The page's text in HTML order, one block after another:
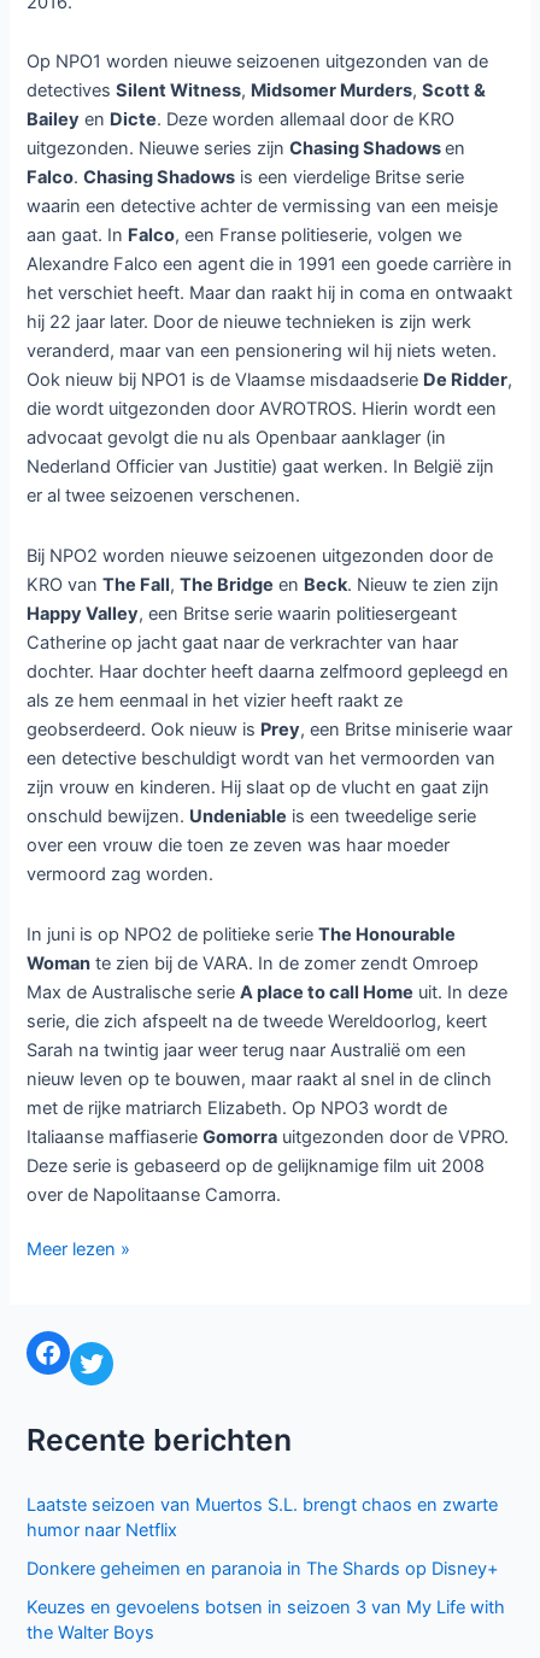
Op NPO1 worden nieuwe seizoenen uitgezonden van de
detectivesSilent Witness, Midsomer Murders,Scott &
Bailey en Dicte. Deze worden allemaal door de KRO
uitgezonden. Nieuwe series zijnChasing Shadowsen
Falco.Chasing Shadows is een vierdelige Britse serie
waarin een detective achter de vermissing van een meisje
aan gaat. In Falco, een Franse politieserie, volgen we
Alexandre Falco een agent die in 1991 een goede carrière in
het verschiet heeft. Maar dan raakt hij in coma en ontwaakt
hij 22 jaar later. Door de nieuwe technieken is zijn werk
veranderd, maar van een pensionering wil hij niets weten.
Ook nieuw bij NPO1 is de Vlaamse misdaadserie De Ridder,
die wordt uitgezonden door AVROTROS. Hierin wordt een
advocaat gevolgt die nu als Openbaar aanklager (in
Nederland Officier van Justitie) gaat werken. In België zijn
er al twee seizoenen verschenen.
Bij NPO2 worden nieuwe seizoenen uitgezonden door de
KRO vanThe Fall,The Bridge en Beck. Nieuw te zien zijn
Happy Valley, een Britse serie waarin politiesergeant
Catherine op jacht gaat naar de verkrachter van haar
dochter. Haar dochter heeft daarna zelfmoord gepleegd en
als ze hem eenmaal in het vizier heeft raakt ze
geobserdeerd. Ook nieuw is Prey, een Britse miniserie waar
een detective beschuldigt wordt van het vermoorden van
zijn vrouw en kinderen. Hij slaat op de vlucht en gaat zijn
onschuld bewijzen. Undeniable is een tweedelige serie
over een vrouw die toen ze zeven was haar moeder
vermoord zag worden.
In juni is op NPO2 de politieke serieThe Honourable
Woman te zien bij de VARA. In de zomer zendt Omroep
Max de Australische serieA place to call Home uit. In deze
serie, die zich afspeelt na de tweede Wereldoorlog, keert
Sarah na twintig jaar weer terug naar Australië om een
nieuw leven op te bouwen, maar raakt al snel in de clinch
met de rijke matriarch Elizabeth. Op NPO3 wordt de
Italiaanse maffiaserieGomorra uitgezonden door de VPRO.
Deze serie is gebaseerd op de gelijknamige film uit 2008
over de Napolitaanse Camorra.
NPO
detectives
aan
2016
Meer lezen »
Facebook Twitter
Recente berichten
Laatste seizoen van Muertos S.L. brengt chaos en zwarte
humor naar Netflix
Donkere geheimen en paranoia in The Shards op Disney+
Keuzes en gevoelens botsen in seizoen 3 van My Life with
the Walter Boys